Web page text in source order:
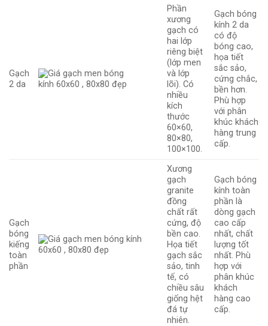
Gạch
2 da
Phần
xương
gạch có
hai lớp
riêng biệt
(lớp men
và lớp
lõi). Có
nhiều
kích
thước
60×60,
80×80,
100×100.
Gạch bóng
kính 2 da
có độ
bóng cao,
họa tiết
sắc sảo,
cứng chắc,
bền hơn.
Phù hợp
với phân
khúc khách
hàng trung
cấp.
Gạch
bóng
kiếng
toàn
phần
Xương
gạch
granite
đồng
chất rất
cứng, độ
bền cao.
Họa tiết
gạch sắc
sảo, tinh
tế, có
chiều sâu
giống hệt
đá tự
nhiên.
Gạch bóng
kính toàn
phần là
dòng gạch
cao cấp
nhất, chất
lượng tốt
nhất. Phù
hợp với
phân khúc
khách
hàng cao
cấp.